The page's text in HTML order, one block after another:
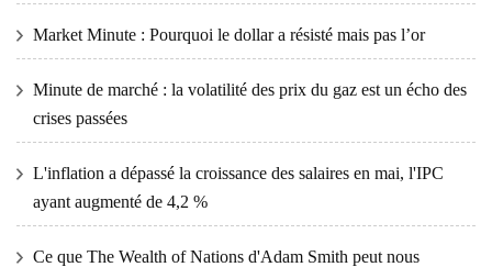
Market Minute : Pourquoi le dollar a résisté mais pas l’or
Minute de marché : la volatilité des prix du gaz est un écho des
crises passées
L'inflation a dépassé la croissance des salaires en mai, l'IPC
ayant augmenté de 4,2 %
Ce que The Wealth of Nations d'Adam Smith peut nous